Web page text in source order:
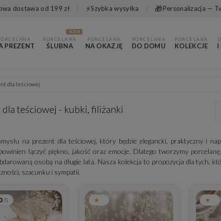
dostawa od 199 zł ⚡Szybka wysyłka 🎁Personalizacja —
PREZENT
PORCELANA
ŚLUBNA
SEZON
PORCELANA
NA OKAZJĘ
PORCELANA
DO DOMU
PORCELANA
KOLEKCJE I
dla teściowej
dla teściowej - kubki, filiżanki
na prezent dla teściowej, który będzie elegancki, praktyczny i
łączyć piękno, jakość oraz emocje. Dlatego tworzymy
osobą na długie lata. Nasza kolekcja to propozycja dla tych,
szacunku i sympatii.